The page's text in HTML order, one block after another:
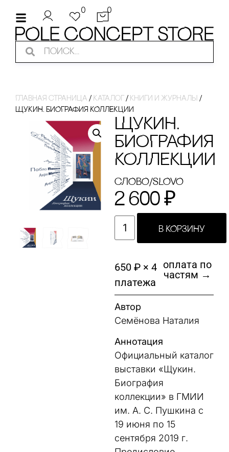
0 0
Главная страница / Каталог / кнИги И ЖуРнаЛы /
ЩУКИН. БИОГРАФИЯ КОЛЛЕКЦИИ
ЩУКИН.
БИОГРАФИЯ
КОЛЛЕКЦИИ
сЛОВО/sLOVO
2 600 ₽
В КОРЗИНУ
650 ₽ × 4
платежа
оплата по
частям →
Автор
Семёнова Наталия
Аннотация
Официальный каталог
выставки «Щукин.
Биография
коллекции» в ГМИИ
им. А. С. Пушкина с
19 июня по 15
сентября 2019 г.